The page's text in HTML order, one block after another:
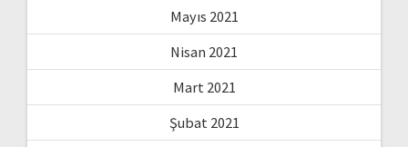
Mayıs 2021
Nisan 2021
Mart 2021
Şubat 2021